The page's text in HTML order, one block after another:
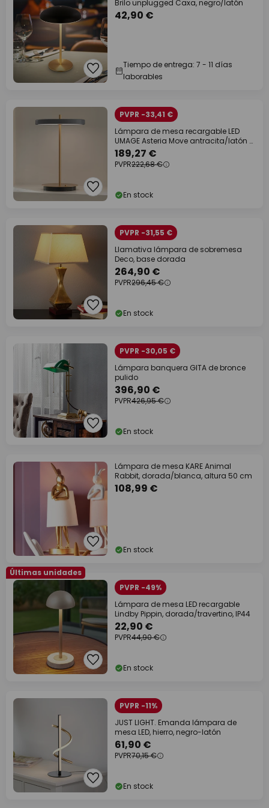
Brilo unplugged Caxa, negro/latón
42,90 €
Tiempo de entrega: 7 - 11 días
laborables
PVPR -33,41 €
Lámpara de mesa recargable LED
UMAGE Asteria Move antracita/latón 31
cm
189,27 €
PVPR222,68 €
En stock
PVPR -31,55 €
Llamativa lámpara de sobremesa
Deco, base dorada
264,90 €
PVPR296,45 €
En stock
PVPR -30,05 €
Lámpara banquera GITA de bronce
pulido
396,90 €
PVPR426,95 €
En stock
Lámpara de mesa KARE Animal
Rabbit, dorada/blanca, altura 50 cm
108,99 €
En stock
Últimas unidades
PVPR -49%
Lámpara de mesa LED recargable
Lindby Pippin, dorada/travertino, IP44
22,90 €
PVPR44,90 €
En stock
PVPR -11%
JUST LIGHT. Emanda lámpara de
mesa LED, hierro, negro-latón
61,90 €
PVPR70,15 €
En stock